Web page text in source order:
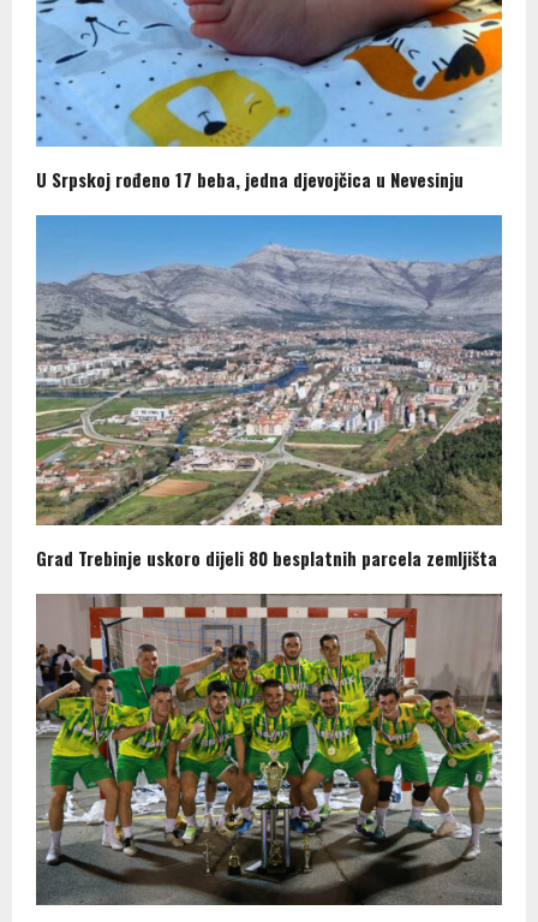
U Srpskoj rođeno 17 beba, jedna djevojčica u Nevesinju
Grad Trebinje uskoro dijeli 80 besplatnih parcela zemljišta